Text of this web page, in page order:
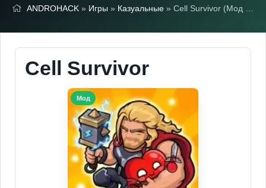
ANDROHACK » Игры » Казуальные » Cell Survivor (Мод меню)
Cell Survivor
Мод